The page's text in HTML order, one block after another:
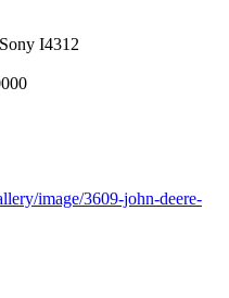
Sony I4312
image/3609-john-deere-